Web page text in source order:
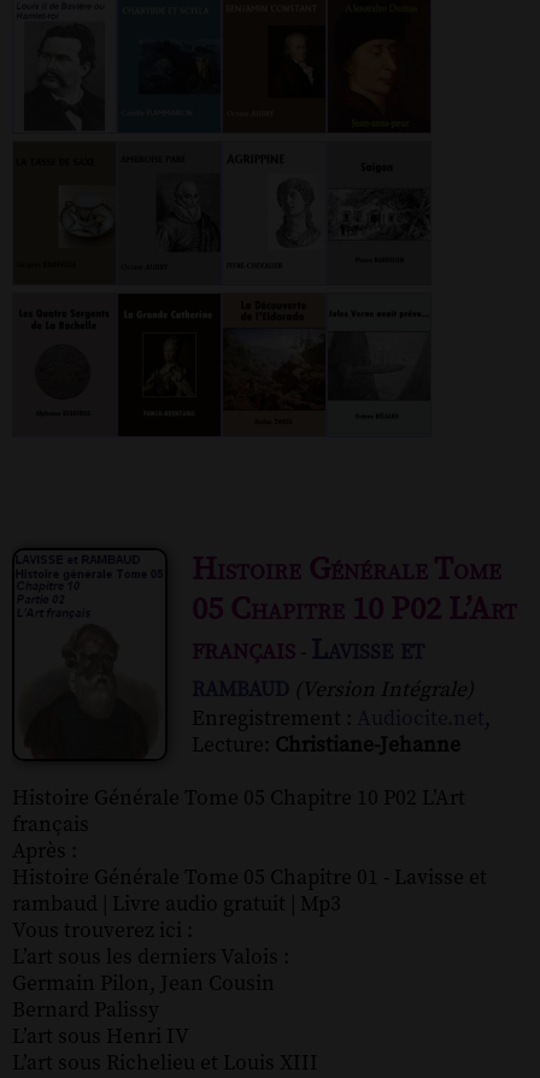
Histoire Générale Tome
05 Chapitre 10 P02 L’Art
français -
(Version Intégrale)
Enregistrement :
,
Lecture: Christiane-Jehanne
Histoire Générale Tome 05 Chapitre 10 P02 L’Art
français
Après :
Histoire Générale Tome 05 Chapitre 01 - Lavisse et
rambaud | Livre audio gratuit | Mp3
Vous trouverez ici :
L’art sous les derniers Valois :
Germain Pilon, Jean Cousin
Bernard Palissy
L’art sous Henri IV
L’art sous Richelieu et Louis XIII